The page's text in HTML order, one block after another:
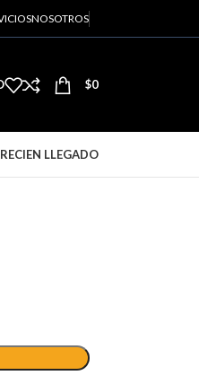
NOSOTROS
$0
RECIEN LLEGADO